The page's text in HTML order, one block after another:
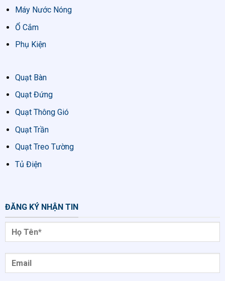
Máy Nước Nóng
Ổ Cắm
Phụ Kiện
Quạt Bàn
Quạt Đứng
Quạt Thông Gió
Quạt Trần
Quạt Treo Tường
Tủ Điện
ĐĂNG KÝ NHẬN TIN